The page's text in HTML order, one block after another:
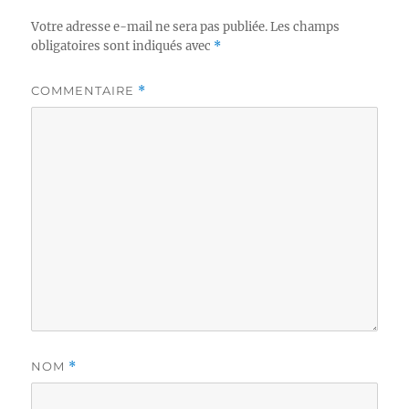
Votre adresse e-mail ne sera pas publiée. Les champs
obligatoires sont indiqués avec *
COMMENTAIRE *
NOM *